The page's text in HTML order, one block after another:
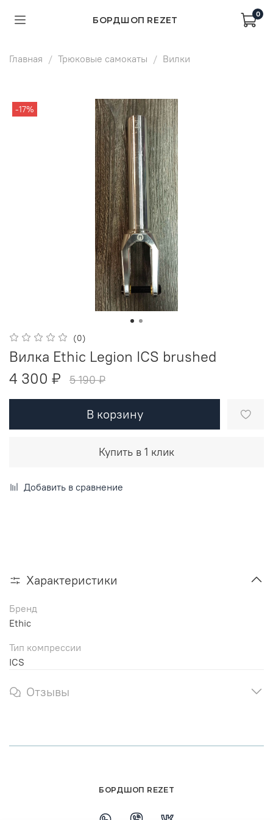
БОРДШОП REZET
0
Главная Трюковые самокаты Вилки
-17%
(0)
Вилка Ethic Legion ICS brushed
4 300 ₽
5 190 ₽
В корзину
Купить в 1 клик
Добавить в сравнение
Характеристики
Бренд
Ethic
Тип компрессии
ICS
Отзывы
БОРДШОП REZET